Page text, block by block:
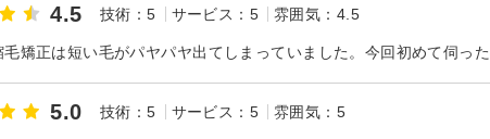
4.5 技術：5 サービス：5 雰囲気：4.5
5.0 技術：5 サービス：5 雰囲気：5